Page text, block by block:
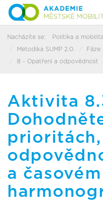
Nacházíte se: Politika a mobilita
Metodika SUMP 2.0. Fáze
8 - Opatření a odpovědnost
Aktivita
prioritách,
a časovém